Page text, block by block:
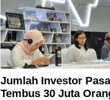
Jumlah Investor
Tembus 30 Juta